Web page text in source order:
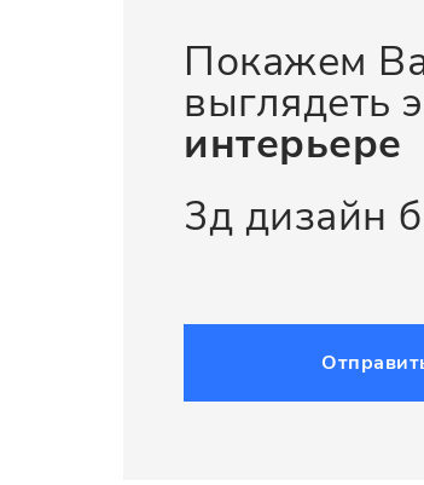
Покажем
выглядеть
интерьере
3д дизайн